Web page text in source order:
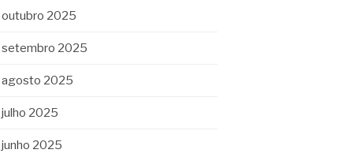
outubro 2025
setembro 2025
agosto 2025
julho 2025
junho 2025